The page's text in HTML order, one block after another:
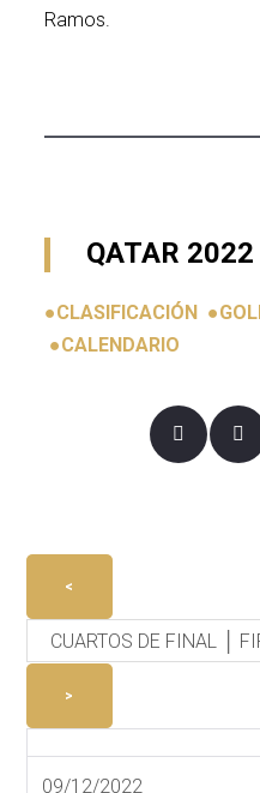
Ramos.
QATAR 2022
●CLASIFICACIÓN ●
●CALENDARIO
<
>
09/12/2022